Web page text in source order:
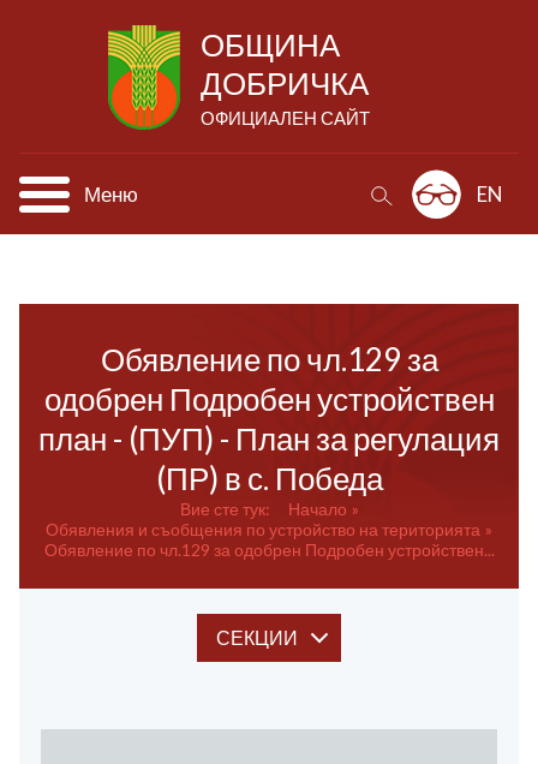
ОБЩИНА
ДОБРИЧКА
ОФИЦИАЛЕН САЙТ
Меню EN
Обявление по чл.129 за
одобрен Подробен устройствен
план - (ПУП) - План за регулация
(ПР) в с. Победа
Вие сте тук:
Начало
Обявления и съобщения по устройство на територията
Обявление по чл.129 за одобрен Подробен устройствен...
СЕКЦИИ